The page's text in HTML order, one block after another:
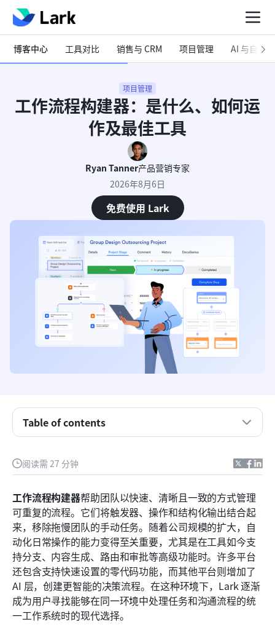
博客中心 工具对比 销售与 CRM 项目管理 AI 与自动化
项目管理
工作流程构建器：是什么、如何运
作及最佳工具
Ryan Tanner产品营销专家
2026年8月6日
免费使用 Lark
阅读需 27 分钟
工作流程构建器帮助团队以快速、清晰且一致的方式管理
可重复的流程。它们将触发器、操作和结构化输出结合起
来，移除拖慢团队的手动任务。随着公司规模的扩大，自
动化日常操作的能力变得至关重要，尤其是在工具如今支
持分支、内容生成、路由和审批等高级功能时。许多平台
还包含支持快速设置的零代码功能，而其他平台则增加了
AI 层，创建更智能的决策流程。在这种环境下，Lark 逐渐
成为用户寻找能够在同一环境中处理任务和沟通流程的统
一工作系统时的现代选择。
Table of contents
概述：值得考虑的十大工作流程构建工具
什么是工作流程构建器？
常见类型的工作流程构建器
现代工作流程构建器应关注的关键功能
完整列表：为你精选的十大工作流程构建器
使用工作流程构建器的好处
常见错误，避免免费工作流程构建器
结论